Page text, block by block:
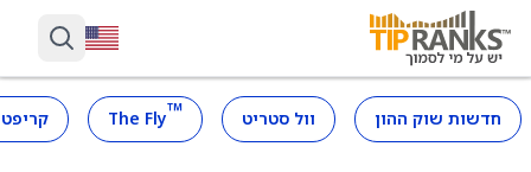
חדשות שוק ההון וול סטריט ™
The Fly